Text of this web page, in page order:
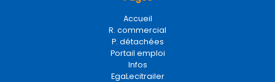
Accueil
R. commercial
P. détachées
Portail emploi
Infos
EgaLecitrailer